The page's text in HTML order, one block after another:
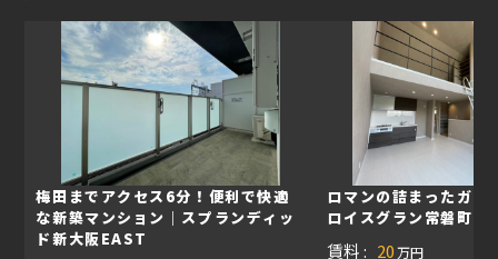
梅田までアクセス6分！便利で快適
な新築マンション｜スプランディッ
ド新大阪EAST
ロマンの詰まったガレ
ロイスグラン常磐町
賃料 : 20 万円